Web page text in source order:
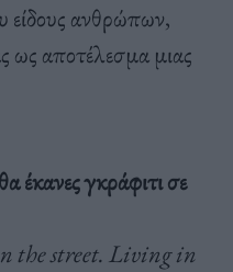
είδους ανθρώπων,
ως αποτέλεσμα μιας
έκανες γκράφιτι σε
the street. Living in